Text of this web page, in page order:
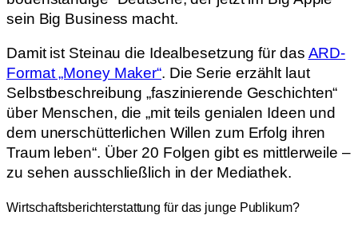
sein Big Business macht.
Damit ist Steinau die Idealbesetzung für das ARD-
Format „Money Maker“. Die Serie erzählt laut
Selbstbeschreibung „faszinierende Geschichten“
über Menschen, die „mit teils genialen Ideen und
dem unerschütterlichen Willen zum Erfolg ihren
Traum leben“. Über 20 Folgen gibt es mittlerweile –
zu sehen ausschließlich in der Mediathek.
Wirtschaftsberichterstattung für das junge Publikum?